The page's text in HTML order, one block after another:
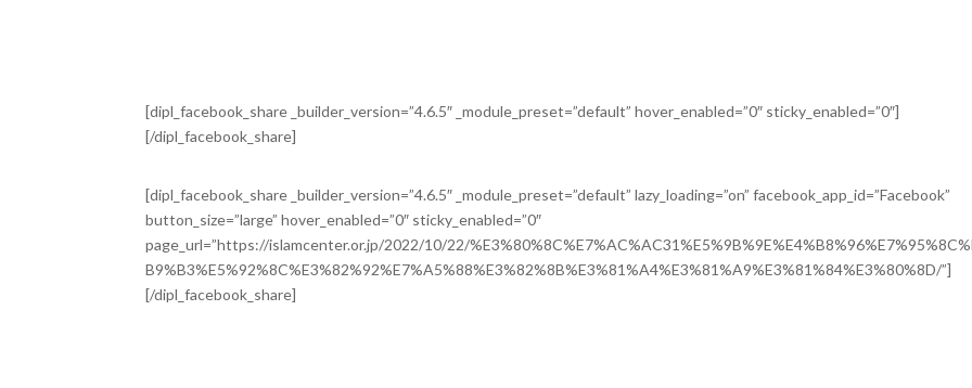
[dipl_facebook_share _builder_version=”4.6.5″ _module_preset=”default” hover_enabled=”0″ sticky_enabled=”0″]
[/dipl_facebook_share]
[dipl_facebook_share _builder_version=”4.6.5″ _module_preset=”default” lazy_loading=”on” facebook_app_id=”Facebook”
button_size=”large” hover_enabled=”0″ sticky_enabled=”0″
page_url=”https://islamcenter.or.jp/2022/10/22/
B9%B3%E5%92%8C%E3%82%92%E7%A5%88%E3%82%8B%E3%81%A4%E3%81%A9%E3%81%84%E3%80%8D/”]
[/dipl_facebook_share]